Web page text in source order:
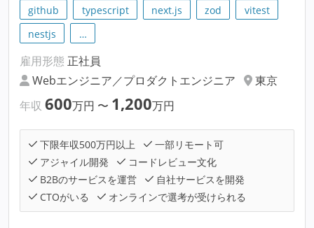
github typescript next.js zod
vitest
nestjs
…
雇用形態 正社員
Webエンジニア／プロダクトエンジニア
東京
年収 600万円 〜 1,200万円
下限年収500万円以上
一部リモート可
アジャイル開発
コードレビュー文化
B2Bのサービスを運営
自社サービスを開発
CTOがいる
オンラインで選考が受けられる